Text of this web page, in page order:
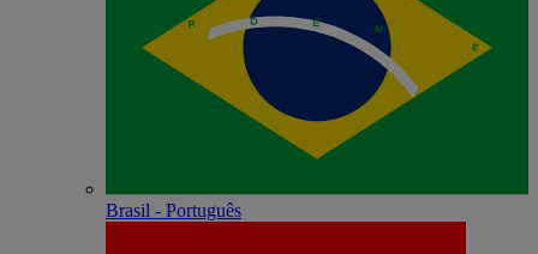
Brasil - Português